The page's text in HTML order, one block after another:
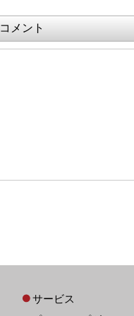
コメント
サービス